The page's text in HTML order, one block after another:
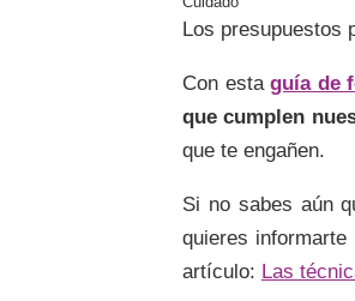
Los presupuestos
Con estaguía de
que cumplen
que te engañen.
Si no sabes aún
quieres
artículo: Las